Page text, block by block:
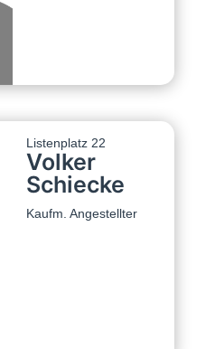
Listenplatz 22
Volker
Schiecke
Kaufm. Angestellter